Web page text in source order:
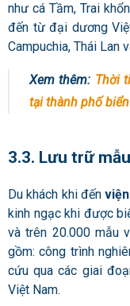
như cá Tầm, Trai
đến từ đại dương
Campuchia, Thái Lan
Xem thêm: Thời
tại thành phố biển
3.3. Lưu trữ
Du khách khi đến
kinh ngạc khi được
và trên 20.000 mẫu
gồm: công trình
cứu qua các giai
Việt Nam.